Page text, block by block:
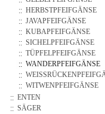
HERBSTPFEIFGÄNSE
JAVAPFEIFGÄNSE
KUBAPFEIFGÄNSE
SICHELPFEIFGÄNSE
TÜPFELPFEIFGÄNSE
WANDERPFEIFGÄNSE
WITWENPFEIFGÄNSE
ENTEN
SÄGER